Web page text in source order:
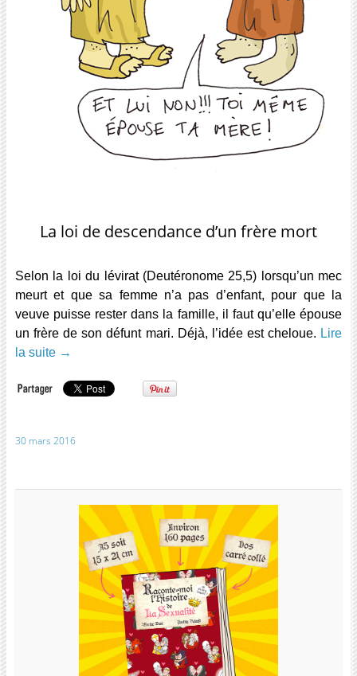
La loi de descendance d’un frère mort
Selon la loi du lévirat (Deutéronome 25,5) lorsqu’un mec
meurt et que sa femme n’a pas d’enfant, pour que la
veuve puisse rester dans la famille, il faut qu’elle épouse
un frère de son défunt mari. Déjà, l’idée est cheloue. Lire
la suite →
30 mars 2016